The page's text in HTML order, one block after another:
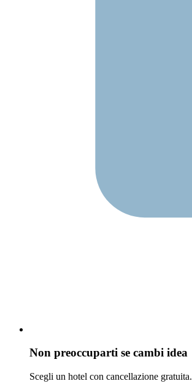
Non preoccuparti se cambi idea
Scegli un hotel con cancellazione gratuita.